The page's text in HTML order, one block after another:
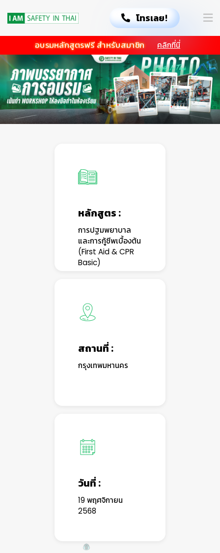
โทรเลย!
อบรมหลักสูตรฟรี สำหรับสมาชิก คลิกที่นี่
หลักสูตร :
การปฐมพยาบาล
และการกู้ชีพเบื้องต้น
(First Aid & CPR
Basic)
สถานที่ :
กรุงเทพมหานคร
วันที่ :
19 พฤศจิกายน
2568